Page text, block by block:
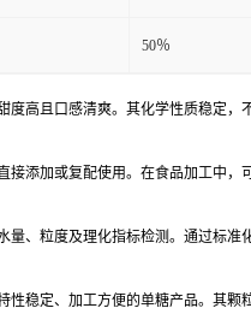
50％
度高且口感清爽。其化学性质稳定
接添加或复配使用。在食品加工中
量、粒度及理化指标检测。通过标
性稳定、加工方便的单糖产品。其